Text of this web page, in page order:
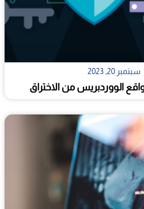
سبتمبر 20, 2023
الووردبريس من الاختراق